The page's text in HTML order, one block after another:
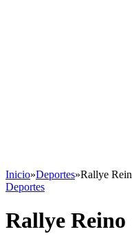
Inicio»Deportes»Rallye
Deportes
Rallye Reino